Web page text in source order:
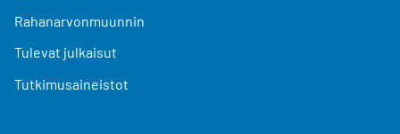
Rahanarvonmuunnin
Tulevat julkaisut
Tutkimusaineistot